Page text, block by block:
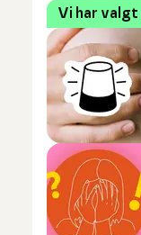
Vi har